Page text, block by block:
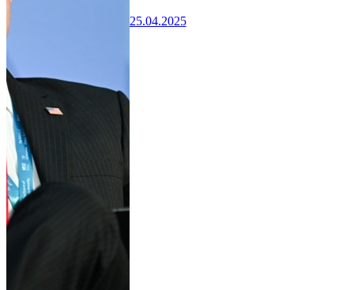
25.04.2025